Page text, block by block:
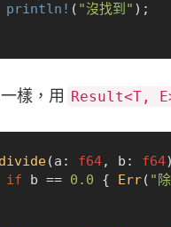
println! ( "沒找到" );
樣，用 Result<T,
divide(a: f64, b: f64
if b == 0.0 { Err( "